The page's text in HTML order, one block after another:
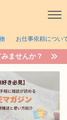
お仕事依頼につい
ませんか？